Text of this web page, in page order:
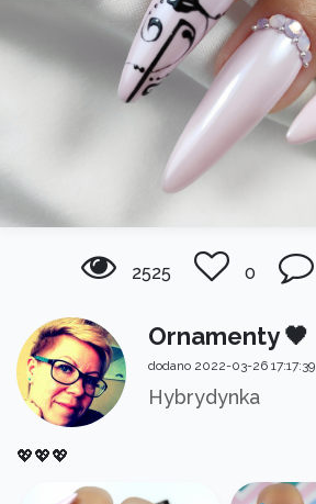
2525 0
Ornamenty 🖤
dodano 2022-03-26 17:17:39
Hybrydynka
💖💖💖